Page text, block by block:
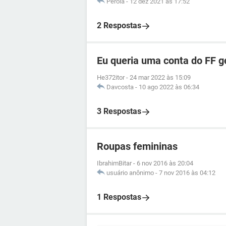
2 Respostas
Eu queria uma conta do FF
He372itor - 24 mar 2022 às 15:09
Davcosta - 10 ago 2022 às 06:34
3 Respostas
Roupas femininas
IbrahimBitar - 6 nov 2016 às 20:04
usuário anônimo - 7 nov 2016 às 04:12
1 Respostas